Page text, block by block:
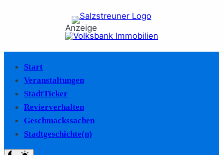
Anzeige
Start
Veranstaltungen
StadtTicker
Revierverhalten
Geschmackssachen
Stadtgeschichte(n)